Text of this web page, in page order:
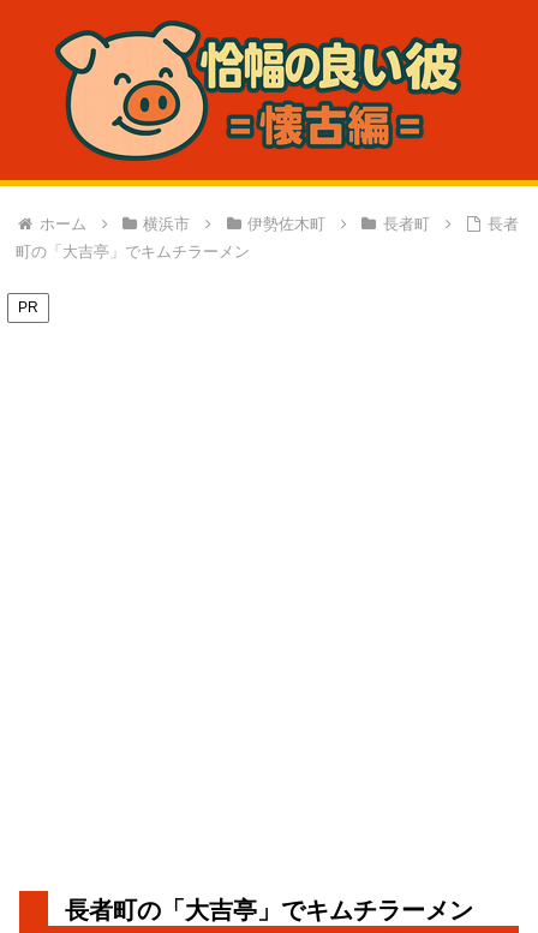
ホーム 横浜市 伊勢佐木町 長者町
長者
町の「大吉亭」でキムチラーメン
PR
長者町の「大吉亭」でキムチラーメン